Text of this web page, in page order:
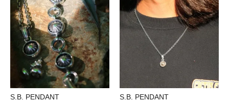
S.B. PENDANT
S.B. PENDANT